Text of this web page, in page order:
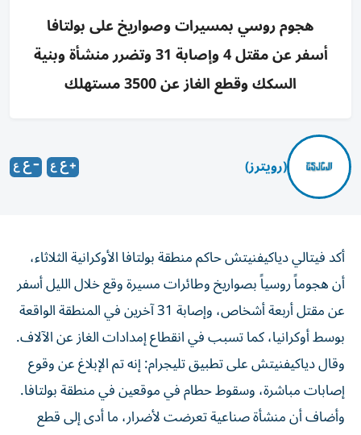
هجوم روسي بمسيرات وصواريخ على بولتافا
أسفر عن مقتل 4 وإصابة 31 وتضرر منشأة وبنية
السكك وقطع الغاز عن 3500 مستهلك
(رويترز)
أكد فيتالي دياكيفنيتش ‌حاكم منطقة بولتافا الأوكرانية ​الثلاثاء،
⁠أن هجوماً ‌روسياً بصواريخ ‌وطائرات مسيرة وقع خلال الليل أسفر
‌عن مقتل أربعة أشخاص، ⁠وإصابة 31 آخرين في المنطقة الواقعة
بوسط أوكرانيا، كما تسبب في انقطاع إمدادات ​الغاز عن الآلاف.
وقال دياكيفنيتش على ‌تطبيق تليجرام: إنه تم الإبلاغ عن ⁠وقوع
إصابات مباشرة، وسقوط حطام في موقعين في ​منطقة ‌بولتافا.
وأضاف أن ‌منشأة صناعية تعرضت لأضرار، ما أدى إلى ‌قطع